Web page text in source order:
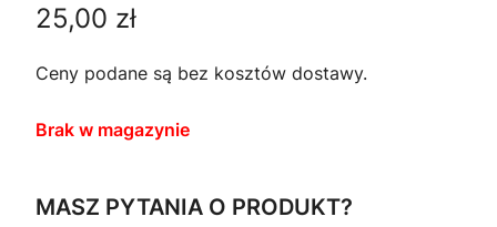
25,00 zł
Ceny podane są bez kosztów dostawy.
Brak w magazynie
MASZ PYTANIA O PRODUKT?